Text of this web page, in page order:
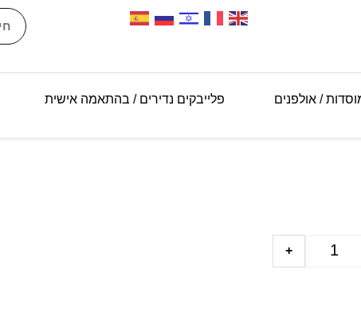
/ אולפנים פלייבקים נדירים / בהתאמה אישית
+